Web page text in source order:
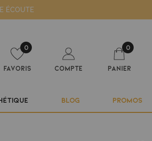
ÉCOUTE
0
Favoris Compte
0
Panier
BLOG PROMOS